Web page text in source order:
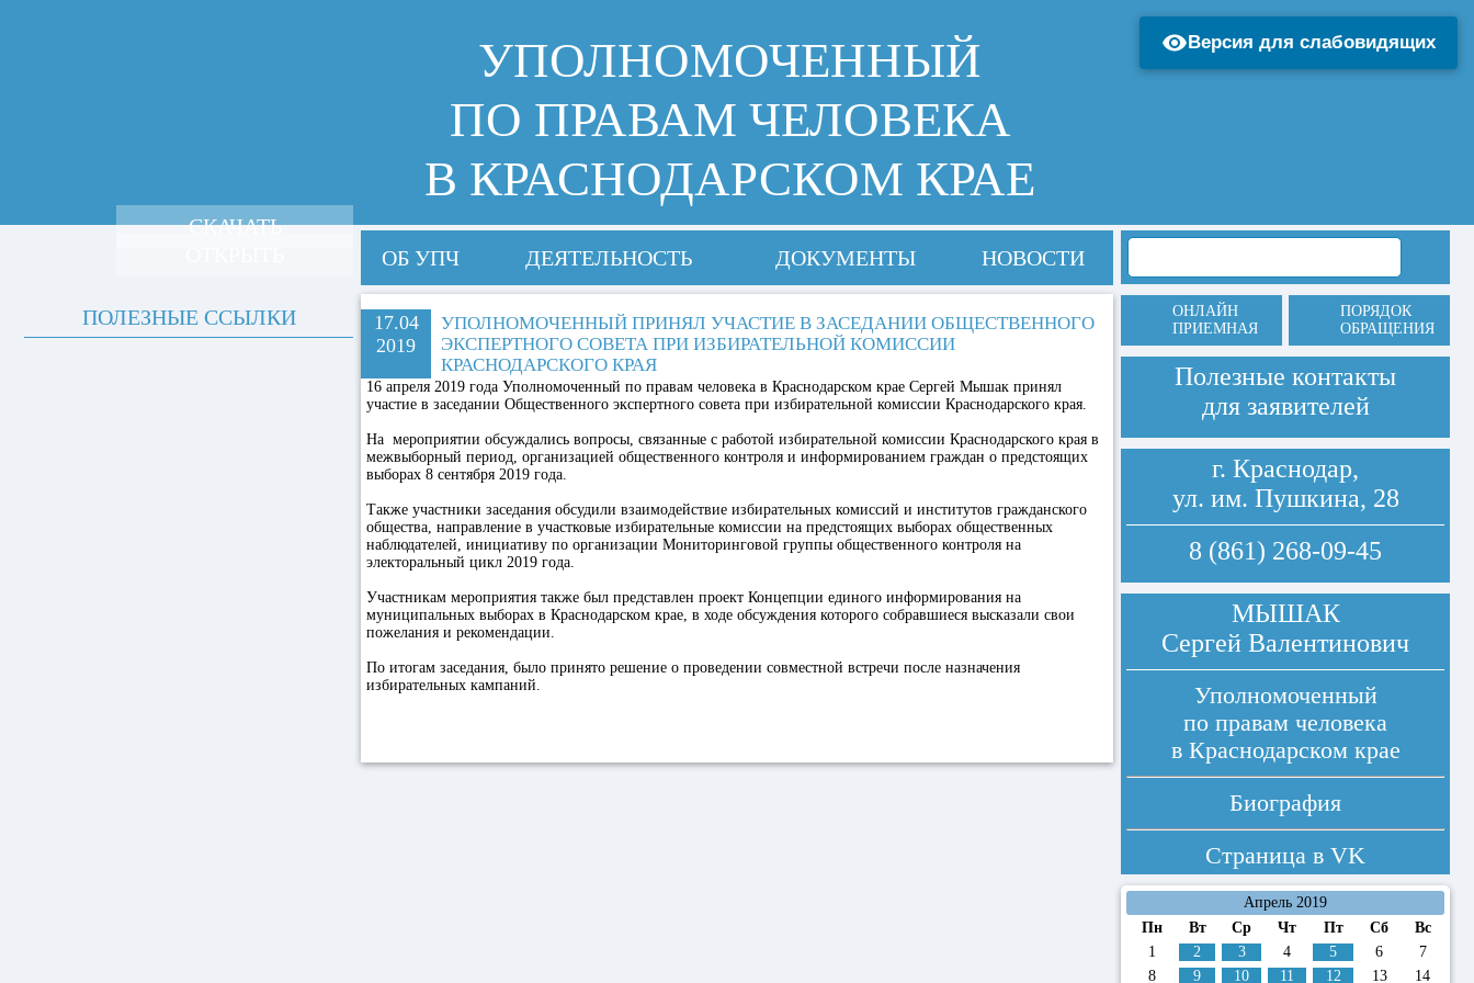
УПОЛНОМОЧЕННЫЙ
ПО ПРАВАМ ЧЕЛОВЕКА
В КРАСНОДАРСКОМ КРАЕ
ОБ УПЧ ДЕЯТЕЛЬНОСТЬ ДОКУМЕНТЫ НОВОСТИ
17.04
2019
УПОЛНОМОЧЕННЫЙ ПРИНЯЛ УЧАСТИЕ В ЗАСЕДАНИИ ОБЩЕСТВЕННОГО
ЭКСПЕРТНОГО СОВЕТА ПРИ ИЗБИРАТЕЛЬНОЙ КОМИССИИ
КРАСНОДАРСКОГО КРАЯ
16 апреля 2019 года Уполномоченный по правам человека в Краснодарском крае Сергей Мышак принял
участие в заседании Общественного экспертного совета при избирательной комиссии Краснодарского края.
На мероприятии обсуждались вопросы, связанные с работой избирательной комиссии Краснодарского края в
межвыборный период, организацией общественного контроля и информированием граждан о предстоящих
выборах 8 сентября 2019 года.
Также участники заседания обсудили взаимодействие избирательных комиссий и институтов гражданского
общества, направление в участковые избирательные комиссии на предстоящих выборах общественных
наблюдателей, инициативу по организации Мониторинговой группы общественного контроля на
электоральный цикл 2019 года.
Участникам мероприятия также был представлен проект Концепции единого информирования на
муниципальных выборах в Краснодарском крае, в ходе обсуждения которого собравшиеся высказали свои
пожелания и рекомендации.
По итогам заседания, было принято решение о проведении совместной встречи после назначения
избирательных кампаний.
СКАЧАТЬ
ПОЛЕЗНЫЕ ССЫЛКИ
ОНЛАЙН
ПРИЕМНАЯ
ПОРЯДОК
ОБРАЩЕНИЯ
Полезные контакты
для заявителей
г. Краснодар,
ул. им. Пушкина, 28
8 (861) 268-09-45
МЫШАК
Сергей Валентинович
Уполномоченный
по правам человека
в Краснодарском крае
Биография
Страница в VK
Апрель 2019
Пн
Вт Ср Чт Пт Сб
Вс
1
2 3 4 5 6
7
8
9 10 11 12 13 14
Версия для слабовидящих